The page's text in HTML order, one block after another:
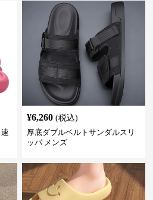
¥6,260 (税込)
厚底ダブルベルトサンダルスリ
ッパ メンズ